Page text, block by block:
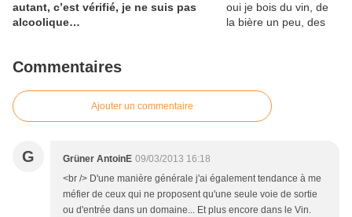
autant, c’est vérifié, je ne suis pas
alcoolique…
Commentaires
Ajouter un commentaire
G Grüner AntoinE 09/03/2013 16:18
<br /> D'une manière générale j'ai également tendance à me
méfier de ceux qui ne proposent qu'une seule voie de sortie
ou d'entrée dans un domaine... Et plus encore dans le Vin.